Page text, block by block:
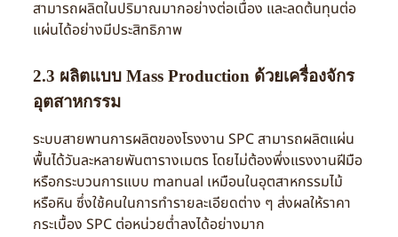
สามารถผลิตในปริมาณมากอย่างต่อเนื่อง และลดต้นทุนต่อ
แผ่นได้อย่างมีประสิทธิภาพ
2.3 ผลิตแบบ Mass Production ด้วยเครื่องจักร
อุตสาหกรรม
ระบบสายพานการผลิตของโรงงาน SPC สามารถผลิตแผ่น
พื้นได้วันละหลายพันตารางเมตร โดยไม่ต้องพึ่งแรงงานฝีมือ
หรือกระบวนการแบบ manual เหมือนในอุตสาหกรรมไม้
หรือหิน ซึ่งใช้คนในการทำรายละเอียดต่าง ๆ ส่งผลให้ราคา
กระเบื้อง SPC ต่อหน่วยต่ำลงได้อย่างมาก